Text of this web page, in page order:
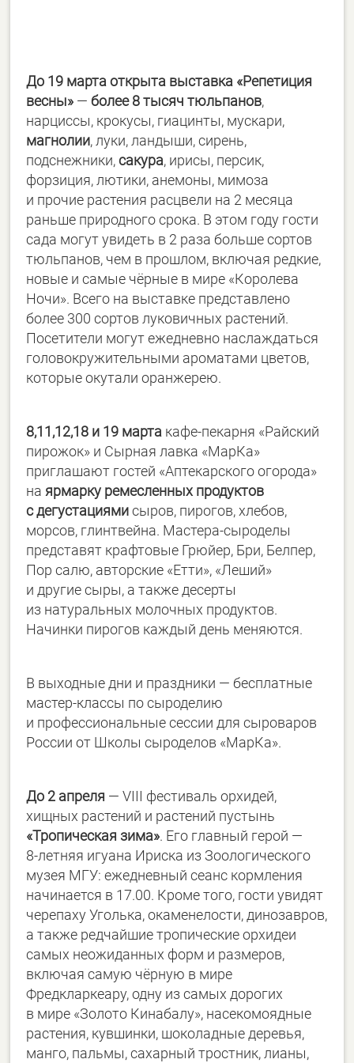
До 19 марта открыта выставка «Репетиция
весны» —более 8 тысяч тюльпанов,
нарциссы, крокусы, гиацинты, мускари,
магнолии, луки, ландыши, сирень,
подснежники,сакура, ирисы, персик,
форзиция, лютики, анемоны, мимоза
и прочие растения расцвели на 2 месяца
раньше природного срока. В этом году гости
сада могут увидеть в 2 раза больше сортов
тюльпанов, чем в прошлом, включая редкие,
новые и самые чёрные в мире «Королева
Ночи». Всего на выставке представлено
более 300 сортов луковичных растений.
Посетители могут ежедневно наслаждаться
головокружительными ароматами цветов,
которые окутали оранжерею.
8,11,12,18 и 19 марта кафе-пекарня «Райский
пирожок» и Сырная лавка «МарКа»
приглашают гостей «Аптекарского огорода»
на ярмарку ремесленных продуктов
с дегустациямисыров, пирогов, хлебов,
морсов, глинтвейна. Мастера-сыроделы
представят крафтовые Грюйер, Бри, Белпер,
Пор салю, авторские «Етти», «Леший»
и другие сыры, а также десерты
из натуральных молочных продуктов.
Начинки пирогов каждый день меняются.
В выходные дни и праздники — бесплатные
мастер-классы по сыроделию
и профессиональные сессии для сыроваров
России от Школы сыроделов «МарКа».
До 2 апреля — VIII фестиваль орхидей,
хищных растений и растений пустынь
«Тропическая зима». Его главный герой —
8-летняя игуана Ириска из Зоологического
музея МГУ: ежедневный сеанс кормления
начинается в 17.00. Кроме того, гости увидят
черепаху Уголька, окаменелости, динозавров,
а также редчайшие тропические орхидеи
самых неожиданных форм и размеров,
включая самую чёрную в мире
Фредкларкеару, одну из самых дорогих
в мире «Золото Кинабалу», насекомоядные
растения, кувшинки, шоколадные деревья,
манго, пальмы, сахарный тростник, лианы,